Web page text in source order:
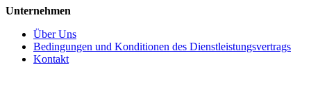
Unternehmen
Über Uns
Bedingungen und Konditionen des Dienstleistungsvertrags
Kontakt